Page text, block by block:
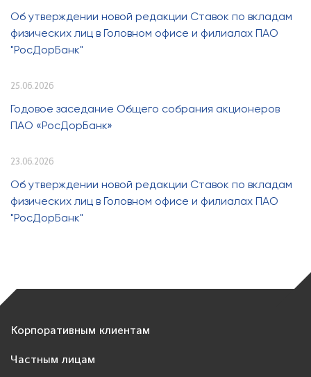
Об утверждении новой редакции Ставок по вкладам
физических лиц в Головном офисе и филиалах ПАО
"РосДорБанк"
25.06.2026
Годовое заседание Общего собрания акционеров
ПАО «РосДорБанк»
23.06.2026
Об утверждении новой редакции Ставок по вкладам
физических лиц в Головном офисе и филиалах ПАО
"РосДорБанк"
Корпоративным клиентам
Частным лицам